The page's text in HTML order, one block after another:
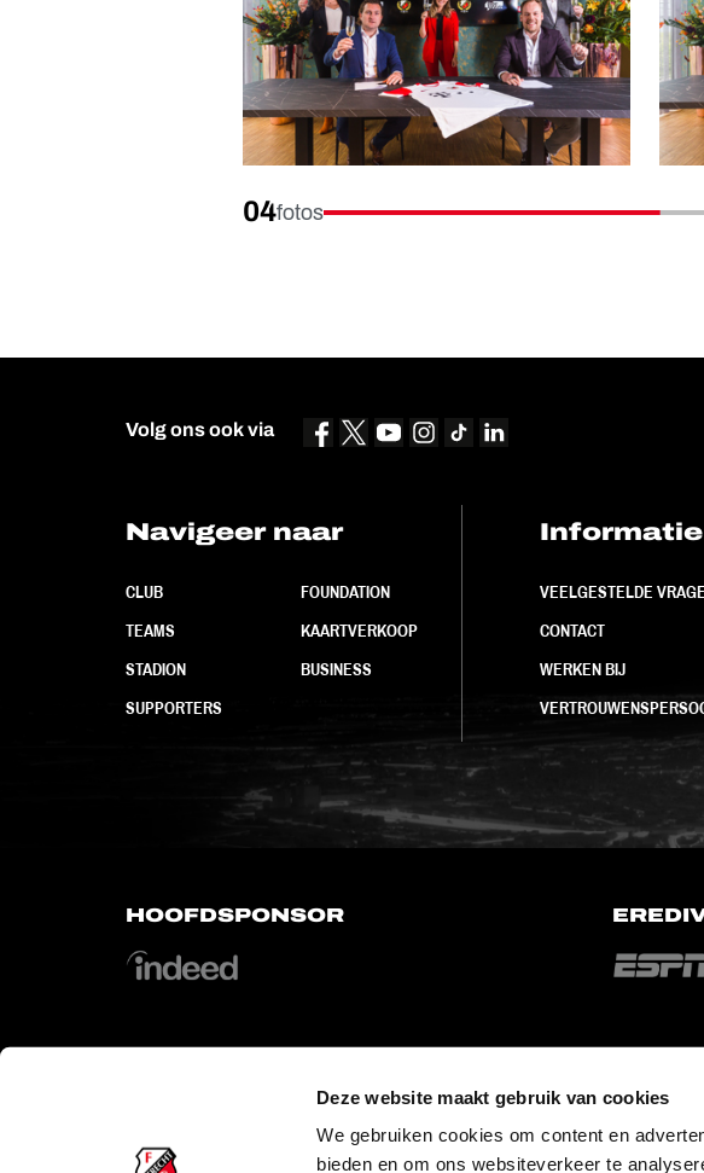
Deze website maakt gebruik van cookies
We gebruiken cookies om content en
bieden en om ons websiteverkeer te
04fotos
Volg ons ook via
Navigeer naar
CLUB
TEAMS
STADION
SUPPORTERS
FOUNDATION
KAARTVERKOOP
BUSINESS
Informatie
VEELGESTELDE
CONTACT
WERKEN BIJ
HOOFDSPONSOR
OFFICIAL PARTNERS